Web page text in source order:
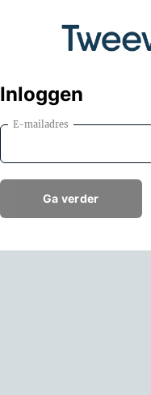
Inloggen
E-mailadres
Ga verder